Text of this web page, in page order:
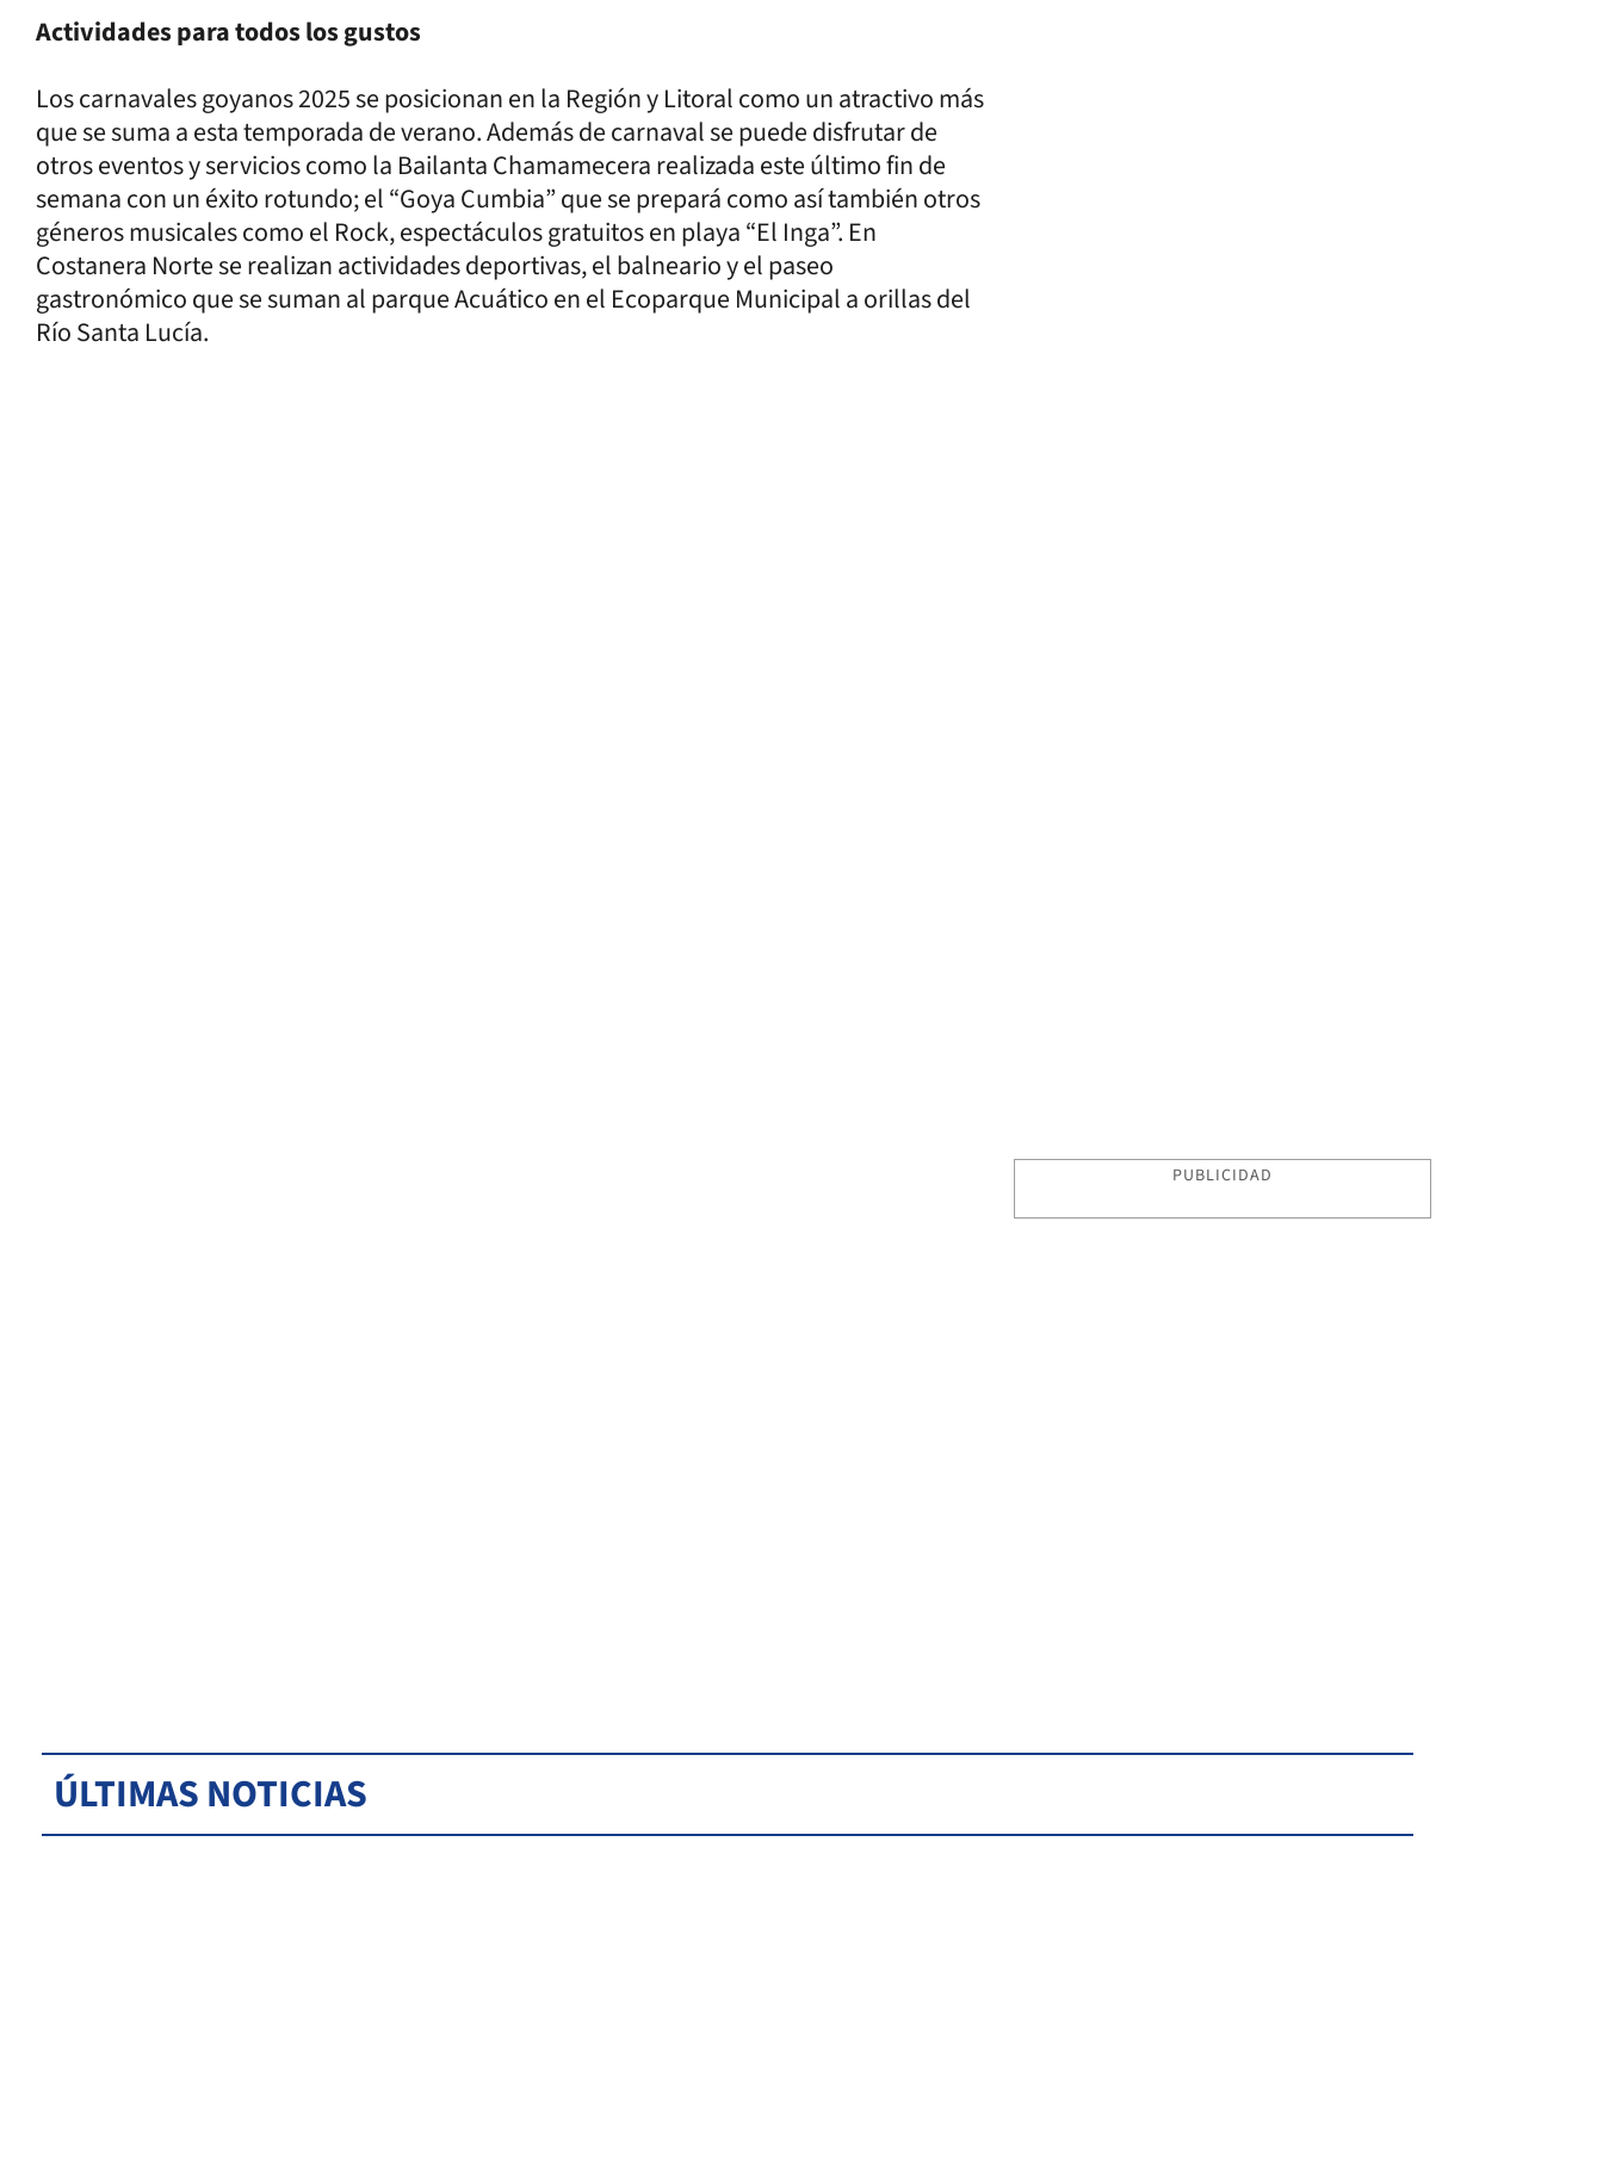
Actividades para todos los gustos
Los carnavales goyanos 2025 se posicionan en la Región y Litoral como un atractivo más
que se suma a esta temporada de verano. Además de carnaval se puede disfrutar de
otros eventos y servicios como la Bailanta Chamamecera realizada este último fin de
semana con un éxito rotundo; el “Goya Cumbia” que se prepará como así también otros
géneros musicales como el Rock, espectáculos gratuitos en playa “El Inga”. En
Costanera Norte se realizan actividades deportivas, el balneario y el paseo
gastronómico que se suman al parque Acuático en el Ecoparque Municipal a orillas del
Río Santa Lucía.
PUBLICIDAD
ÚLTIMAS NOTICIAS